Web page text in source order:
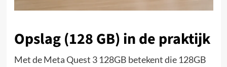
Opslag (128 GB) in de praktijk
Met de Meta Quest 3 128GB betekent die 128GB